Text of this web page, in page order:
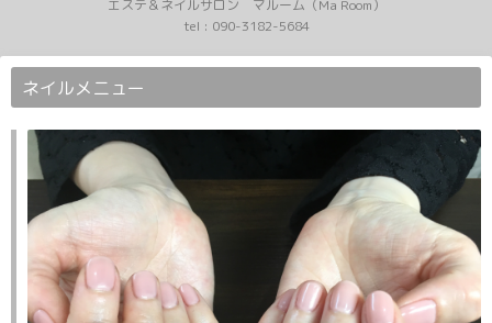
エステ＆ネイルサロン マルーム（Ma Room）
tel : 090-3182-5684
ネイルメニュー